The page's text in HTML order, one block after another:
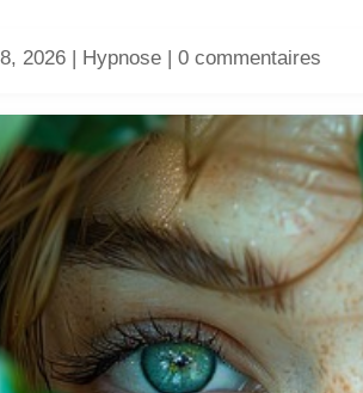
2026 | Hypnose |0 commentaires